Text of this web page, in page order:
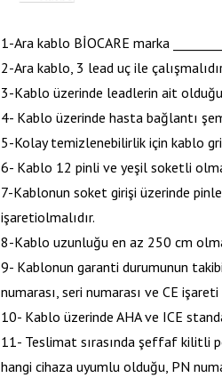
1-Ara kablo BİOCARE marka
2-Ara kablo, 3 lead uç ile
3-Kablo üzerinde leadlerin ait
4- Kablo üzerinde hasta bağlantı
5-Kolay temizlenebilirlik için kablo
6- Kablo 12 pinli ve yeşil soketli
7-Kablonun soket girişi üzerinde
işaretiolmalıdır.
8-Kablo uzunluğu en az 250 cm
9- Kablonun garanti durumunun
numarası, seri numarası ve CE işareti
10- Kablo üzerinde AHA ve ICE
11- Teslimat sırasında şeffaf kilitli
hangi cihaza uyumlu olduğu, PN